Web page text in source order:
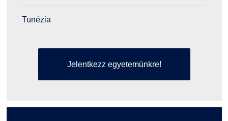
Tunézia
Jelentkezz egyetemünkre!